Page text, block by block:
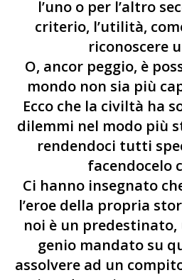
l’uno o per l’altro
criterio, l’utilità,
riconoscere
O, ancor peggio, è
mondo non sia più
Ecco che la civiltà ha
dilemmi nel modo più
rendendoci tutti
facendocelo
Ci hanno insegnato
l’eroe della propria
noi è un
genio mandato su
assolvere ad un